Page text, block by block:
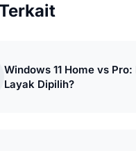
Windows 11 Home vs
Layak Dipilih?